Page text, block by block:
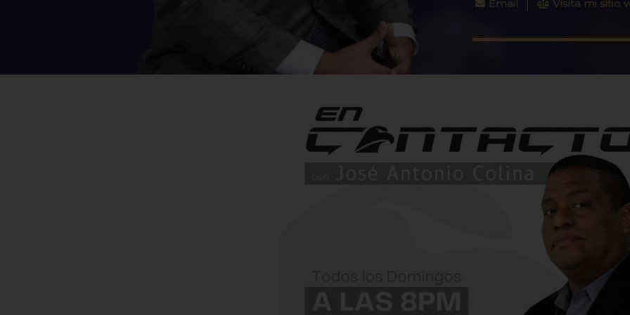
Email Visita mi sitio